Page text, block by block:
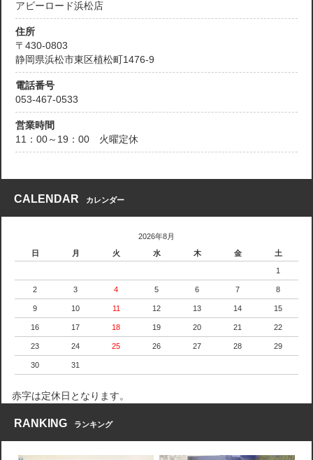
アビーロード浜松店
住所
〒430-0803
静岡県浜松市東区植松町1476-9
電話番号
053-467-0533
営業時間
11：00～19：00 火曜定休
CALENDAR カレンダー
2026年8月
日
月 火 水 木 金 土
1
2 3 4 5 6 7 8
9 10 11 12 13 14 15
16 17 18 19 20 21 22
23 24 25 26 27 28 29
30 31
赤字は定休日となります。
RANKING ランキング